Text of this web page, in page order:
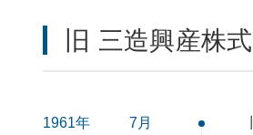
旧 三造興産株
1961年 7月